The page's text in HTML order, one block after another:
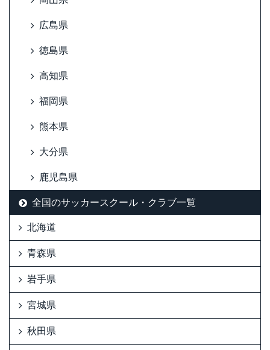
広島県
徳島県
高知県
福岡県
熊本県
大分県
鹿児島県
全国のサッカースクール・クラブ一覧
北海道
青森県
岩手県
宮城県
秋田県